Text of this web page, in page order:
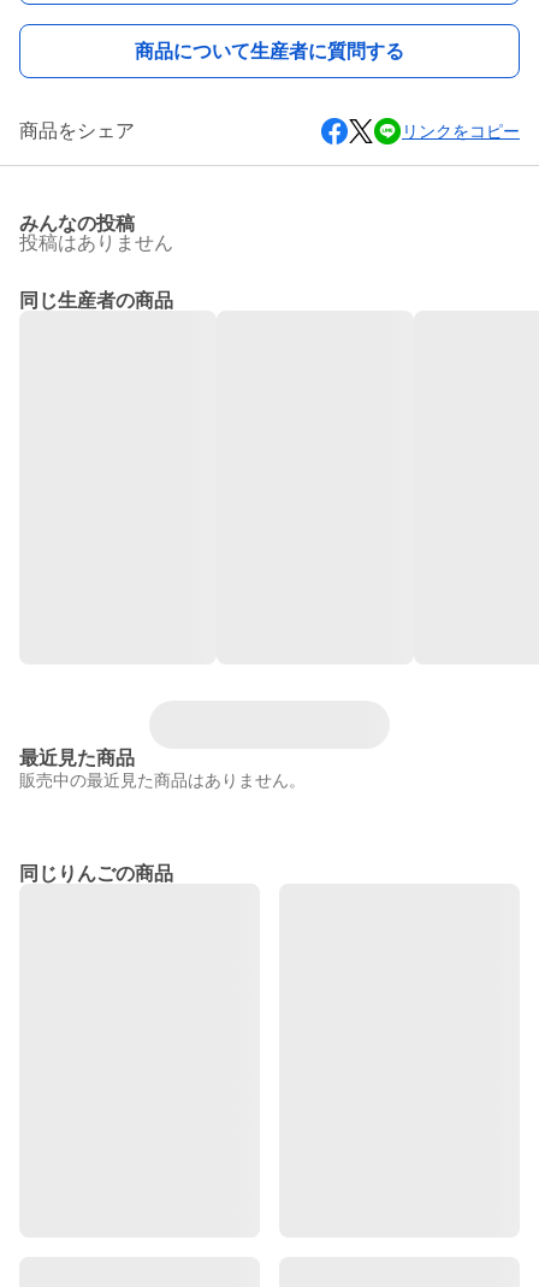
商品について生産者に質問する
商品をシェア リンクをコピー
みんなの投稿
投稿はありません
同じ生産者の商品
最近見た商品
販売中の最近見た商品はありません。
同じりんごの商品